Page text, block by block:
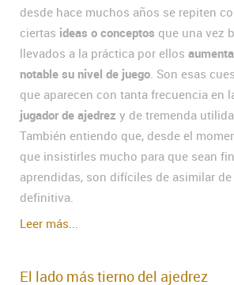
desde hace muchos años se repiten
ciertas ideas o conceptos que una vez
llevados a la práctica por ellos
notable su nivel de juego . Son esas
que aparecen con tanta frecuencia en
jugador de ajedrez y de tremenda
También entiendo que, desde el
que insistirles mucho para que sean
aprendidas, son difíciles de asimilar de
definitiva.
Leer más...
El lado más tierno del ajedrez